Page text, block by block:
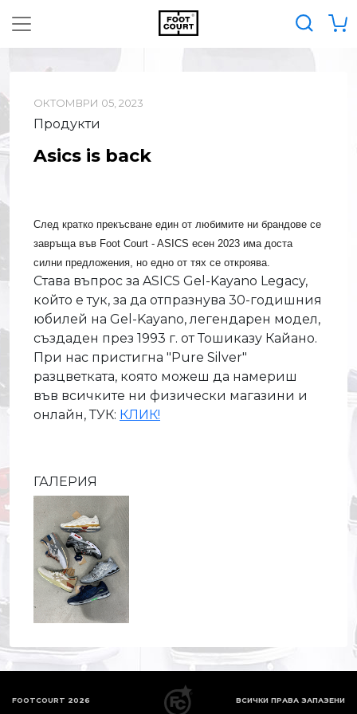
ОКТОМВРИ 05, 2023
Продукти
Asics is back
След кратко прекъсване един от любимите ни брандове се
завръща във Foot Court - ASICS есен 2023 има доста
силни предложения, но едно от тях се откроява.
Става въпрос за ASICS Gel-Kayano Legacy,
който е тук, за да отпразнува 30-годишния
юбилей на Gel-Kayano, легендарен модел,
създаден през 1993 г. от Тошиказу Кайано.
При нас пристигна "Pure Silver"
разцветката, която можеш да намериш
във всичките ни физически магазини и
онлайн, ТУК: КЛИК!
ГАЛЕРИЯ
FOOTCOURT 2026 ВСИЧКИ ПРАВА ЗАПАЗЕНИ